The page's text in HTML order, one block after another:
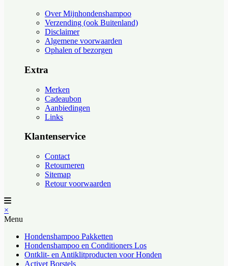
Over Mijnhondenshampoo
Verzending (ook Buitenland)
Disclaimer
Algemene voorwaarden
Ophalen of bezorgen
Extra
Merken
Cadeaubon
Aanbiedingen
Links
Klantenservice
Contact
Retourneren
Sitemap
Retour voorwaarden
×
Menu
Hondenshampoo Pakketten
Hondenshampoo en Conditioners Los
Ontklit- en Antiklitproducten voor Honden
Activet Borstels